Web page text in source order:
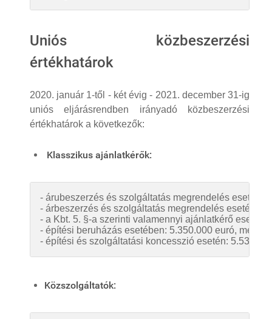
Uniós közbeszerzési
értékhatárok
2020. január 1-től - két évig - 2021. december 31-ig
uniós eljárásrendben irányadó közbeszerzési
értékhatárok a következők:
Klasszikus ajánlatkérők:
- árubeszerzés és szolgáltatás megrendelés
- árbeszerzés és szolgáltatás megrendelés
- a Kbt. 5. §-a szerinti valamennyi ajánlatkérő
- építési beruházás esetében: 5.350.000 euró,
- építési és szolgáltatási koncesszió esetén:
Közszolgáltatók: